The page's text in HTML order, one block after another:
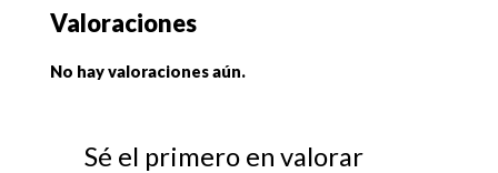
Valoraciones
No hay valoraciones aún.
Sé el primero en valorar